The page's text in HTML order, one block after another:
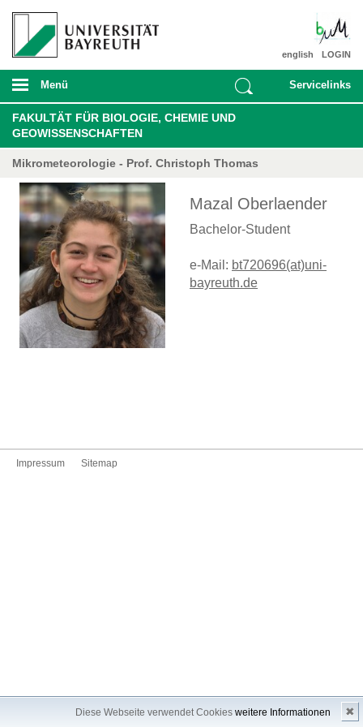
Diese Webseite verwendet Cookies weitere Informationen ✖
LOGIN
english
Menü Servicelinks
FAKULTÄT FÜR BIOLOGIE, CHEMIE UND
GEOWISSENSCHAFTEN
Mikrometeorologie - Prof. Christoph Thomas
Mazal Oberlaender
Bachelor-Student
e-Mail: bt720696(at)uni-
bayreuth.de
Impressum Sitemap